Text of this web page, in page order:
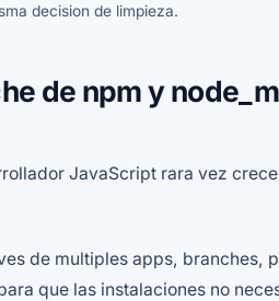
decision de limpieza.
de npm y
JavaScript rara vez
de multiples apps, branches,
que las instalaciones no